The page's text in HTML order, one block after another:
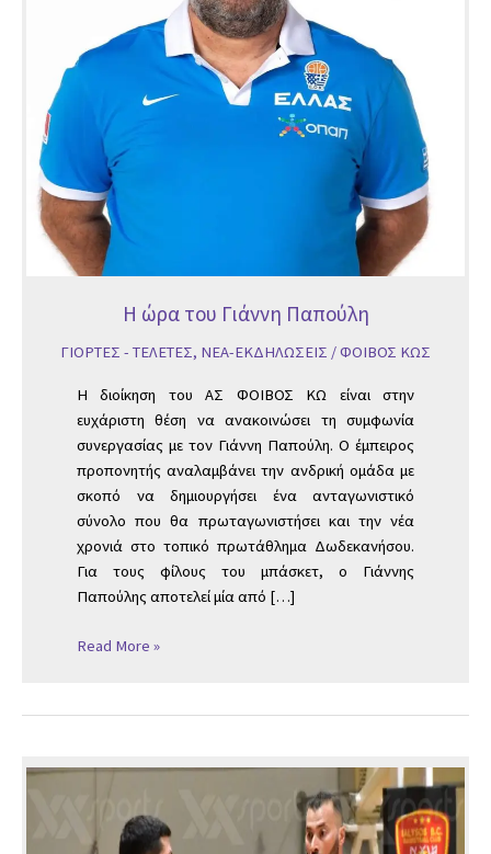
Η ώρα του Γιάννη Παπούλη
ΓΙΟΡΤΕΣ - ΤΕΛΕΤΕΣ, ΝΕΑ-ΕΚΔΗΛΩΣΕΙΣ /ΦΟΙΒΟΣ ΚΩΣ
Η διοίκηση του ΑΣ ΦΟΙΒΟΣ ΚΩ είναι στην
ευχάριστη θέση να ανακοινώσει τη συμφωνία
συνεργασίας με τον Γιάννη Παπούλη. Ο έμπειρος
προπονητής αναλαμβάνει την ανδρική ομάδα με
σκοπό να δημιουργήσει ένα ανταγωνιστικό
σύνολο που θα πρωταγωνιστήσει και την νέα
χρονιά στο τοπικό πρωτάθλημα Δωδεκανήσου.
Για τους φίλους του μπάσκετ, ο Γιάννης
Παπούλης αποτελεί μία από […]
Read More »
Ήττα
απώλεια
του